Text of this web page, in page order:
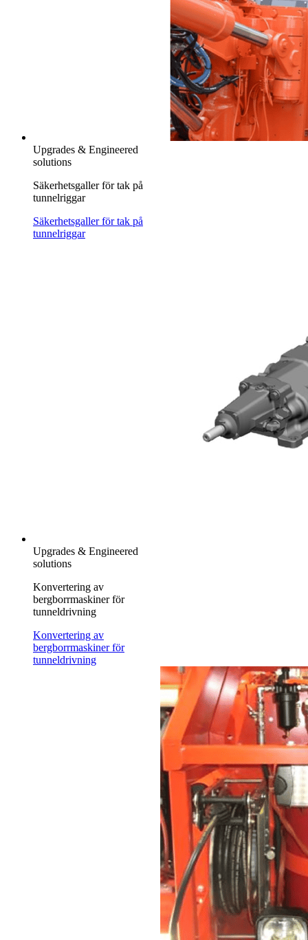
Upgrades & Engineered
solutions
Säkerhetsgaller för tak på
tunnelriggar
Säkerhetsgaller för tak på
tunnelriggar
Upgrades & Engineered
solutions
Konvertering av
bergborrmaskiner för
tunneldrivning
Konvertering av
bergborrmaskiner för
tunneldrivning